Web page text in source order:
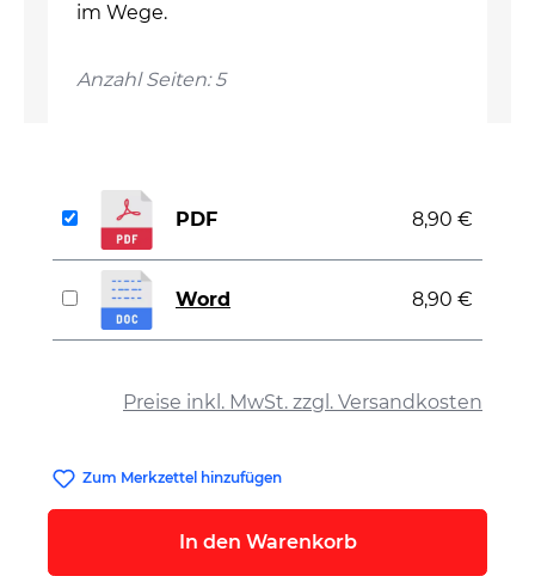
im Wege.
Anzahl Seiten: 5
Preise inkl. MwSt. zzgl. Versandkosten
PDF 8,90 €
Word 8,90 €
Zum Merkzettel hinzufügen
In den Warenkorb